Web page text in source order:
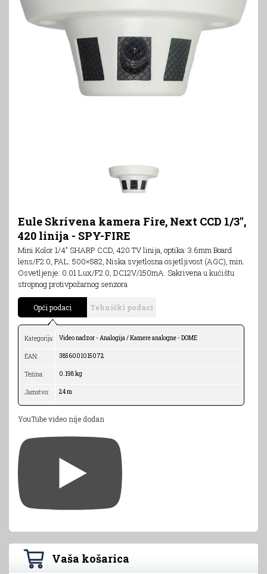
Eule Skrivena kamera Fire, Next CCD 1/3",
420 linija - SPY-FIRE
Mini Kolor 1/4" SHARP CCD, 420 TV linija, optika: 3.6mm Board
lens/F2.0, PAL: 500×582, Niska svjetlosna osjetljivost (AGC), min.
Osvetljenje: 0.01 Lux/F2.0, DC12V/150mA. Sakrivena u kućištu
stropnog protivpožarnog senzora
Opći podaci Tehnički podaci
Kategorija: Video nadzor - Analogija / Kamere analogne - DOME
EAN: 3856001015072
Težina: 0.198 kg
Jamstvo: 24 m
YouTube video nije dodan
Vaša košarica